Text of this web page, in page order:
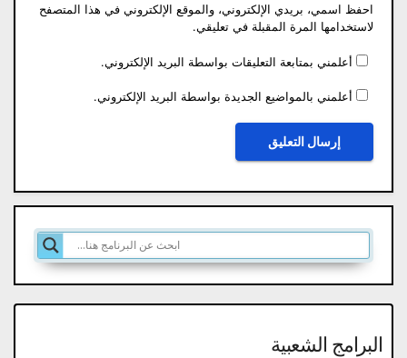
احفظ اسمي، بريدي الإلكتروني، والموقع الإلكتروني في هذا المتصفح
لاستخدامها المرة المقبلة في تعليقي.
أعلمني بمتابعة التعليقات بواسطة البريد الإلكتروني.
أعلمني بالمواضيع الجديدة بواسطة البريد الإلكتروني.
البرامج الشعبية